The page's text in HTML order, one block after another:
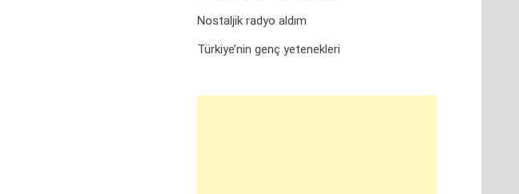
Nostaljik radyo aldım
Türkiye’nin genç yetenekleri